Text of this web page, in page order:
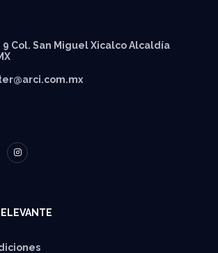
Col. San Miguel Xicalco Alcaldía